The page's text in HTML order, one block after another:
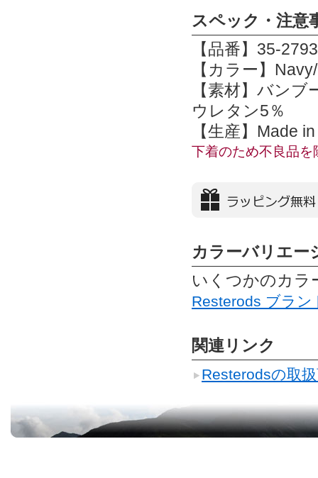
スペック・注意
【品番】35-
【カラー】
【素材】バン
ウレタン5％
【生産】Made
下着のため不良品
カラーバリエー
いくつかのカラ
Resterods ブラン
関連リンク
Resterodsの取